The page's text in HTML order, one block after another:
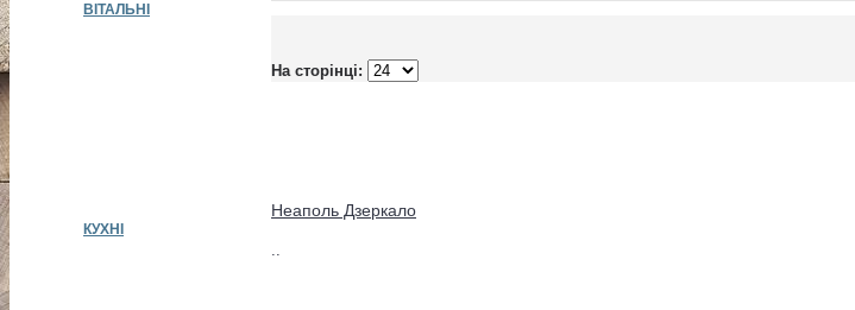
ВІТАЛЬНІ
КУХНІ
На сторінці:
Неаполь Дзеркало